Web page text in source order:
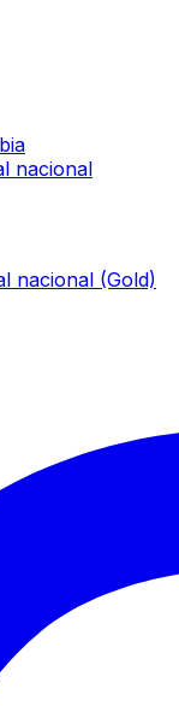
nacional
nacional (Gold)